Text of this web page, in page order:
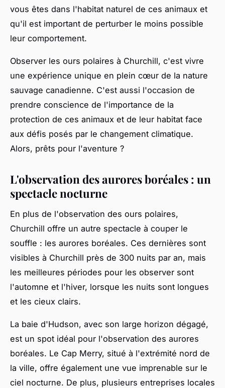
vous êtes dans l'habitat naturel de ces animaux et
qu'il est important de perturber le moins possible
leur comportement.
Observer les ours polaires à Churchill, c'est vivre
une expérience unique en plein cœur de la nature
sauvage canadienne. C'est aussi l'occasion de
prendre conscience de l'importance de la
protection de ces animaux et de leur habitat face
aux défis posés par le changement climatique.
Alors, prêts pour l'aventure ?
L'observation des aurores boréales : un
spectacle nocturne
En plus de l'observation des ours polaires,
Churchill offre un autre spectacle à couper le
souffle : les aurores boréales. Ces dernières sont
visibles à Churchill près de 300 nuits par an, mais
les meilleures périodes pour les observer sont
l'automne et l'hiver, lorsque les nuits sont longues
et les cieux clairs.
La baie d'Hudson, avec son large horizon dégagé,
est un spot idéal pour l'observation des aurores
boréales. Le Cap Merry, situé à l'extrémité nord de
la ville, offre également une vue imprenable sur le
ciel nocturne. De plus, plusieurs entreprises locales